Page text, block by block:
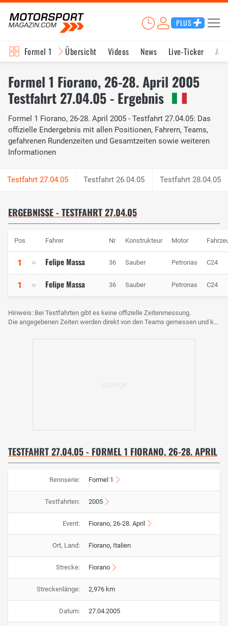
PLUS
Formel 1 Übersicht Videos News Live-Ticker
Formel 1 Fiorano, 26-28. April 2005
Testfahrt 27.04.05 - Ergebnis
Formel 1 Fiorano, 26-28. April 2005 - Testfahrt 27.04.05: Das
offizielle Endergebnis mit allen Positionen, Fahrern, Teams,
gefahrenen Rundenzeiten und Gesamtzeiten sowie weiteren
Informationen
Testfahrt 26.04.05 Testfahrt 28.04.05
ERGEBNISSE - TESTFAHRT 27.04.05
Pos Fahrer Nr Konstrukteur Motor
1 Felipe Massa 36 Sauber Petronas C24
1 Felipe Massa 36 Sauber Petronas C24
Hinweis: Bei Testfahrten gibt es keine offizielle Zeitenmessung.
Die angegebenen Zeiten werden direkt von den Teams gemessen und können voneinander abweichen.
TESTFAHRT 27.04.05 - FORMEL 1 FIORANO, 26-28. APRIL
Rennserie: Formel 1
Testfahrten: 2005
Event: Fiorano, 26-28. April
Ort, Land: Fiorano, Italien
Strecke: Fiorano
Streckenlänge: 2,976 km
Datum: 27.04.2005